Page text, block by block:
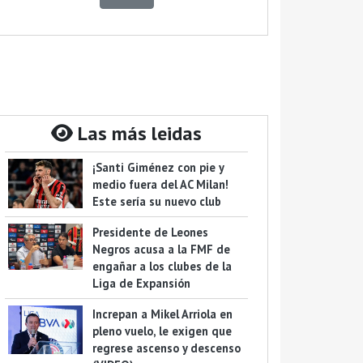
Las más leidas
¡Santi Giménez con pie y
medio fuera del AC Milan!
Este sería su nuevo club
Presidente de Leones
Negros acusa a la FMF de
engañar a los clubes de la
Liga de Expansión
Increpan a Mikel Arriola en
pleno vuelo, le exigen que
regrese ascenso y descenso